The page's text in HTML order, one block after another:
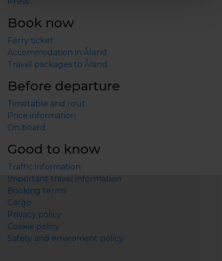
Book now
Ferry ticket
Accommodation in Åland
Travel packages to Åland
Before departure
Timetable and rout
Price information
On board
Good to know
Traffic information
Important travel information
Booking terms
Cargo
Privacy policy
Cookie policy
Safety and enviroment policy